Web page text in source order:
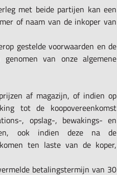
met beide partijen kan een
of naam van de inkoper van
gestelde voorwaarden en de
van onze algemene
af magazijn, of indien op
tot de koopovereenkomst
, opslag-, bewakings- en
ook indien deze na de
ten laste van de koper,
betalingstermijn van 30